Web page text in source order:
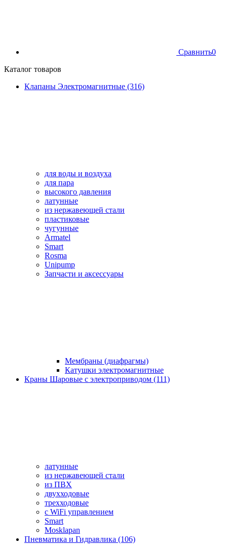
Сравнить0
Каталог товаров
Клапаны Электромагнитные (316)
для воды и воздуха
для пара
высокого давления
латунные
из нержавеющей стали
пластиковые
чугунные
Armatel
Smart
Rosma
Unipump
Запчасти и аксессуары
Мембраны (диафрагмы)
Катушки электромагнитные
Краны Шаровые с электроприводом (111)
латунные
из нержавеющей стали
из ПВХ
двухходовые
трехходовые
с WiFi управлением
Smart
Mosklapan
Пневматика и Гидравлика (106)